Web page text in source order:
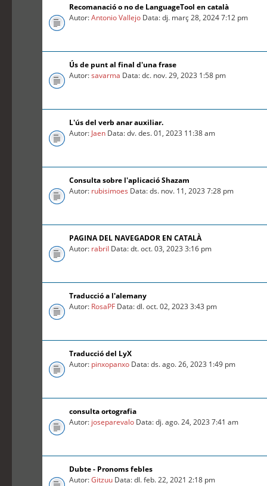
Recomanació o no de LanguageTool en català
Autor:Antonio Vallejo Data: dj. març 28, 2024 7:12 pm
Ús de punt al final d'una frase
Autor:savarma Data: dc. nov. 29, 2023 1:58 pm
L'ús del verb anar auxiliar.
Autor: Jaen Data: dv. des. 01, 2023 11:38 am
Consulta sobre l'aplicació Shazam
Autor: rubisimoes Data: ds. nov. 11, 2023 7:28 pm
PAGINA DEL NAVEGADOR EN CATALÀ
Autor: rabril Data: dt. oct. 03, 2023 3:16 pm
Traducció a l'alemany
Autor: RosaPF Data: dl. oct. 02, 2023 3:43 pm
Traducció del LyX
Autor: pinxopanxo Data: ds. ago. 26, 2023 1:49 pm
consulta ortografia
Autor: joseparevalo Data: dj. ago. 24, 2023 7:41 am
Dubte - Pronoms febles
Autor:Gitzuu Data: dl. feb. 22, 2021 2:18 pm